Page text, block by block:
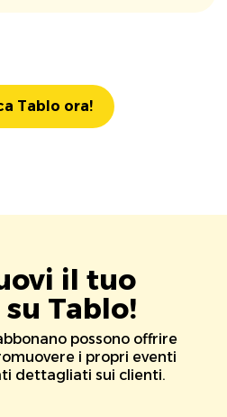
Tablo ora!
il tuo
Tablo!
possono offrire
i propri eventi
dettagliati sui clienti.